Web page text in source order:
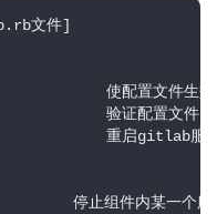
文件]
使配置文件生
验证配置文件
重启gitlab服
停止组件内某一个服